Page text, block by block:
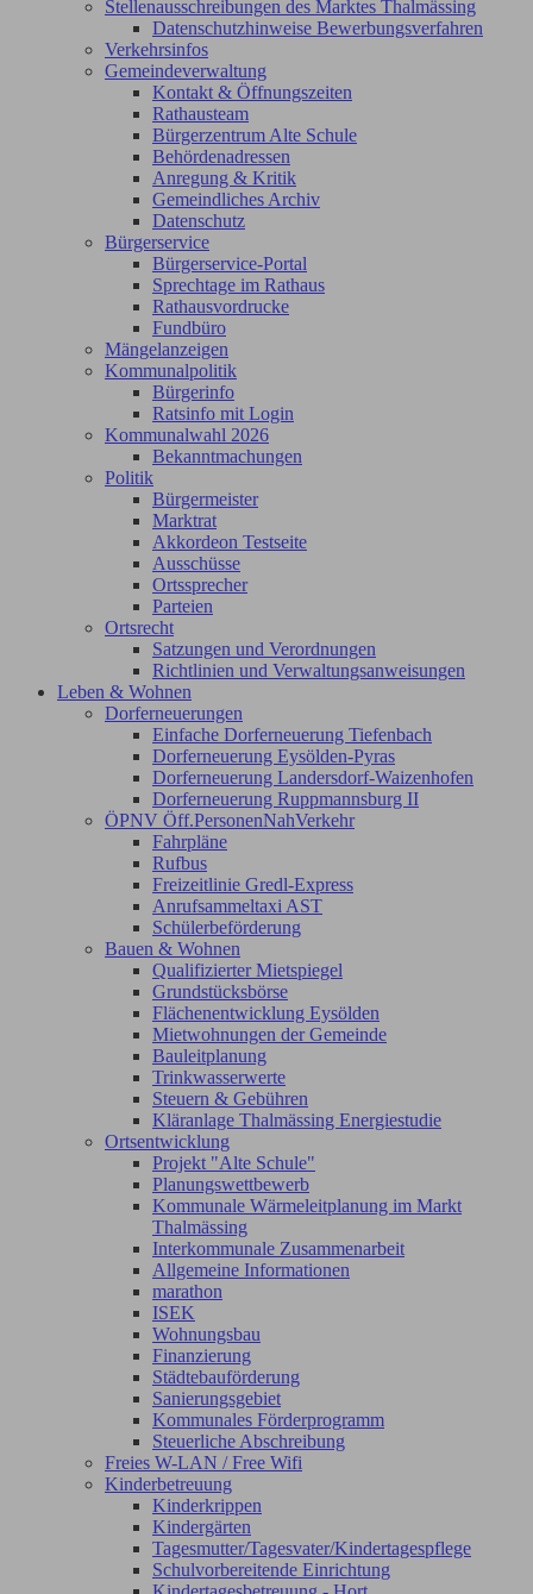
Stellenausschreibungen des Marktes Thalmässing
Datenschutzhinweise Bewerbungsverfahren
Verkehrsinfos
Gemeindeverwaltung
Kontakt & Öffnungszeiten
Rathausteam
Bürgerzentrum Alte Schule
Behördenadressen
Anregung & Kritik
Gemeindliches Archiv
Datenschutz
Bürgerservice
Bürgerservice-Portal
Sprechtage im Rathaus
Rathausvordrucke
Fundbüro
Mängelanzeigen
Kommunalpolitik
Bürgerinfo
Ratsinfo mit Login
Kommunalwahl 2026
Bekanntmachungen
Politik
Bürgermeister
Marktrat
Akkordeon Testseite
Ausschüsse
Ortssprecher
Parteien
Ortsrecht
Satzungen und Verordnungen
Richtlinien und Verwaltungsanweisungen
Leben & Wohnen
Dorferneuerungen
Einfache Dorferneuerung Tiefenbach
Dorferneuerung Eysölden-Pyras
Dorferneuerung Landersdorf-Waizenhofen
Dorferneuerung Ruppmannsburg II
ÖPNV Öff.PersonenNahVerkehr
Fahrpläne
Rufbus
Freizeitlinie Gredl-Express
Anrufsammeltaxi AST
Schülerbeförderung
Bauen & Wohnen
Qualifizierter Mietspiegel
Grundstücksbörse
Flächenentwicklung Eysölden
Mietwohnungen der Gemeinde
Bauleitplanung
Trinkwasserwerte
Steuern & Gebühren
Kläranlage Thalmässing Energiestudie
Ortsentwicklung
Projekt "Alte Schule"
Planungswettbewerb
Kommunale Wärmeleitplanung im Markt
Thalmässing
Interkommunale Zusammenarbeit
Allgemeine Informationen
marathon
ISEK
Wohnungsbau
Finanzierung
Städtebauförderung
Sanierungsgebiet
Kommunales Förderprogramm
Steuerliche Abschreibung
Freies W-LAN / Free Wifi
Kinderbetreuung
Kinderkrippen
Kindergärten
Tagesmutter/Tagesvater/Kindertagespflege
Schulvorbereitende Einrichtung